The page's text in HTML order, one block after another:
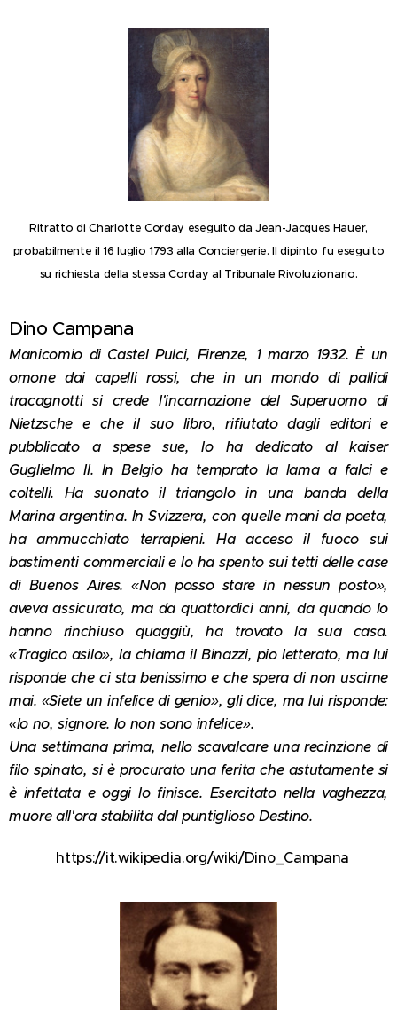
Ritratto di Charlotte Corday eseguito da Jean-Jacques Hauer,
probabilmente il 16 luglio 1793 alla Conciergerie. Il dipinto fu eseguito
su richiesta della stessa Corday al Tribunale Rivoluzionario.
Dino Campana
Manicomio di Castel Pulci, Firenze, 1 marzo 1932. È un
omone dai capelli rossi, che in un mondo di pallidi
tracagnotti si crede l'incarnazione del Superuomo di
Nietzsche e che il suo libro, rifiutato dagli editori e
pubblicato a spese sue, lo ha dedicato al kaiser
Guglielmo II. In Belgio ha temprato la lama a falci e
coltelli. Ha suonato il triangolo in una banda della
Marina argentina. In Svizzera, con quelle mani da poeta,
ha ammucchiato terrapieni. Ha acceso il fuoco sui
bastimenti commerciali e lo ha spento sui tetti delle case
di Buenos Aires. «Non posso stare in nessun posto»,
aveva assicurato, ma da quattordici anni, da quando lo
hanno rinchiuso quaggiù, ha trovato la sua casa.
«Tragico asilo», la chiama il Binazzi, pio letterato, ma lui
risponde che ci sta benissimo e che spera di non uscirne
mai. «Siete un infelice di genio», gli dice, ma lui risponde:
«Io no, signore. Io non sono infelice».
Una settimana prima, nello scavalcare una recinzione di
filo spinato, si è procurato una ferita che astutamente si
è infettata e oggi lo finisce. Esercitato nella vaghezza,
muore all'ora stabilita dal puntiglioso Destino.
https://it.wikipedia.org/wiki/Dino_Campana